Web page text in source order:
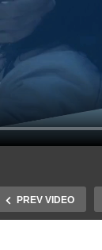
PREV VIDEO